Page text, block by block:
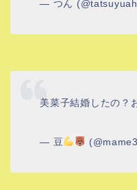
— つん
美菜子結婚したの？
— 豆